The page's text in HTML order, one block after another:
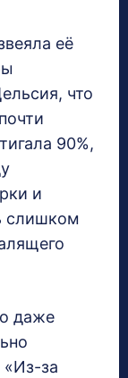
её
что
90%,
и
слишком
даже
за